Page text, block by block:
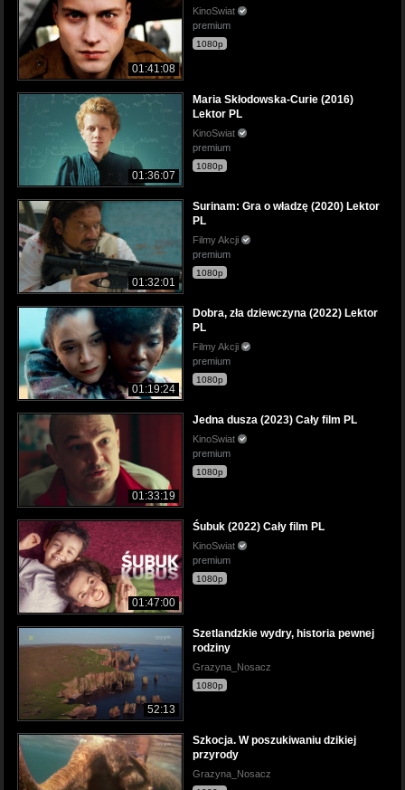
01:41:08
KinoSwiat
premium
1080p
01:36:07
Maria Skłodowska-Curie (2016)
Lektor PL
KinoSwiat
premium
1080p
01:32:01
Surinam: Gra o władzę (2020) Lektor
PL
Filmy Akcji
premium
1080p
01:19:24
Dobra, zła dziewczyna (2022) Lektor
PL
Filmy Akcji
premium
1080p
01:33:19
Jedna dusza (2023) Cały film PL
KinoSwiat
premium
1080p
01:47:00
Śubuk (2022) Cały film PL
KinoSwiat
premium
1080p
52:13
Szetlandzkie wydry, historia pewnej
rodziny
Grazyna_Nosacz
1080p
Szkocja. W poszukiwaniu dzikiej
przyrody
Grazyna_Nosacz